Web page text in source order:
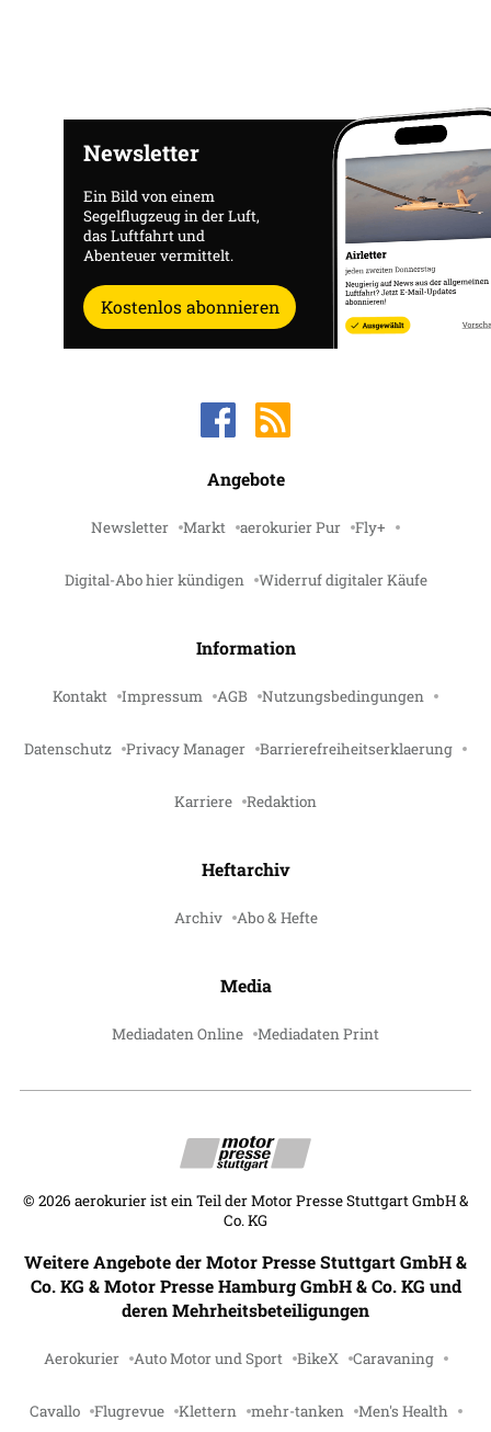
Newsletter
Ein Bild von einem
Segelflugzeug in der Luft,
das Luftfahrt und
Abenteuer vermittelt.
Kostenlos abonnieren
Angebote
Newsletter Markt aerokurier Pur Fly+
Digital-Abo hier kündigen Widerruf digitaler Käufe
Information
Kontakt Impressum AGB Nutzungsbedingungen
Datenschutz Privacy Manager Barrierefreiheitserklaerung
Karriere Redaktion
Heftarchiv
Archiv Abo & Hefte
Media
Mediadaten Online Mediadaten Print
© 2026 aerokurier ist ein Teil der Motor Presse Stuttgart GmbH &
Co. KG
Weitere Angebote der Motor Presse Stuttgart GmbH &
Co. KG & Motor Presse Hamburg GmbH & Co. KG und
deren Mehrheitsbeteiligungen
Aerokurier Auto Motor und Sport BikeX Caravaning
Cavallo Flugrevue Klettern mehr-tanken Men's Health